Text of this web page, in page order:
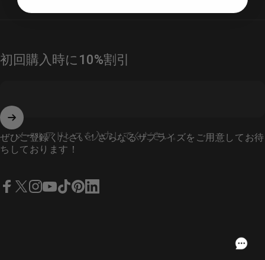
初回購入時に10%割引
メールアドレスを入力してください。
ぜひご登録ください！さらなるサプライズをご用意してお待
ちしております！